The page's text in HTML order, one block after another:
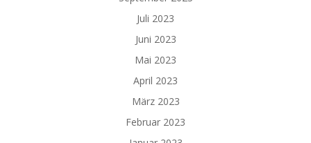
Juli 2023
Juni 2023
Mai 2023
April 2023
März 2023
Februar 2023